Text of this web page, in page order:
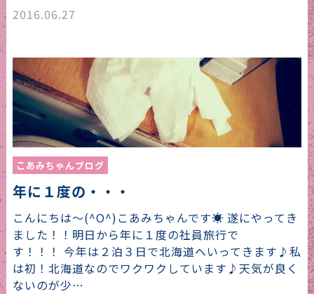
2016.06.27
こあみちゃんブログ
年に１度の・・・
こんにちは～(^O^)こあみちゃんです☀ 遂にやってき
ました！！明日から年に１度の社員旅行で
す！！！ 今年は２泊３日で北海道へいってきます♪私
は初！北海道なのでワクワクしています♪天気が良く
ないのが少…